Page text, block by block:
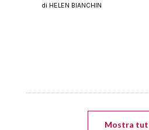
di HELEN BIANCHIN
Mostra